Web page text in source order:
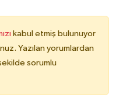
kabul etmiş bulunuyor
Yazılan yorumlardan
sorumlu